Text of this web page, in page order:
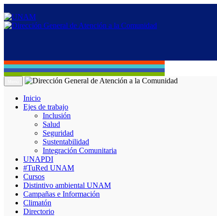
Inicio
Ejes de trabajo
Inclusión
Salud
Seguridad
Sustentabilidad
Integración Comunitaria
UNAPDI
#TuRed UNAM
Cursos
Distintivo ambiental UNAM
Campañas e Información
Climatón
Directorio